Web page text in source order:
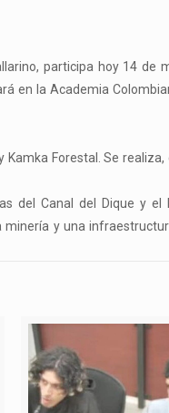
participa hoy 14 de
en la Academia
Forestal. Se realiza,
del Canal del Dique y el
y una